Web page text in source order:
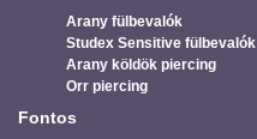
Arany fülbevalók
Studex Sensitive fülbevalók
Arany köldök piercing
Orr piercing
Fontos